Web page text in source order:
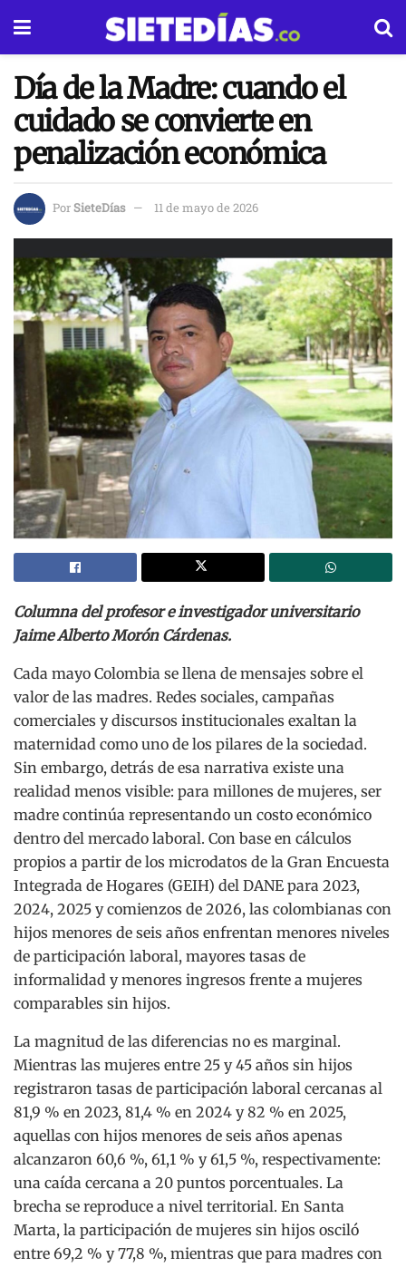
Día de la Madre: cuando el
cuidado se convierte en
penalización económica
PorSieteDías 11 de mayo de 2026
Columna del profesor e investigador universitario
Jaime Alberto Morón Cárdenas.
Cada mayo Colombia se llena de mensajes sobre el
valor de las madres. Redes sociales, campañas
comerciales y discursos institucionales exaltan la
maternidad como uno de los pilares de la sociedad.
Sin embargo, detrás de esa narrativa existe una
realidad menos visible: para millones de mujeres, ser
madre continúa representando un costo económico
dentro del mercado laboral. Con base en cálculos
propios a partir de los microdatos de la Gran Encuesta
Integrada de Hogares (GEIH) del DANE para 2023,
2024, 2025 y comienzos de 2026, las colombianas con
hijos menores de seis años enfrentan menores niveles
de participación laboral, mayores tasas de
informalidad y menores ingresos frente a mujeres
comparables sin hijos.
La magnitud de las diferencias no es marginal.
Mientras las mujeres entre 25 y 45 años sin hijos
registraron tasas de participación laboral cercanas al
81,9 % en 2023, 81,4 % en 2024 y 82 % en 2025,
aquellas con hijos menores de seis años apenas
alcanzaron 60,6 %, 61,1 % y 61,5 %, respectivamente:
una caída cercana a 20 puntos porcentuales. La
brecha se reproduce a nivel territorial. En Santa
Marta, la participación de mujeres sin hijos osciló
entre 69,2 % y 77,8 %, mientras que para madres con